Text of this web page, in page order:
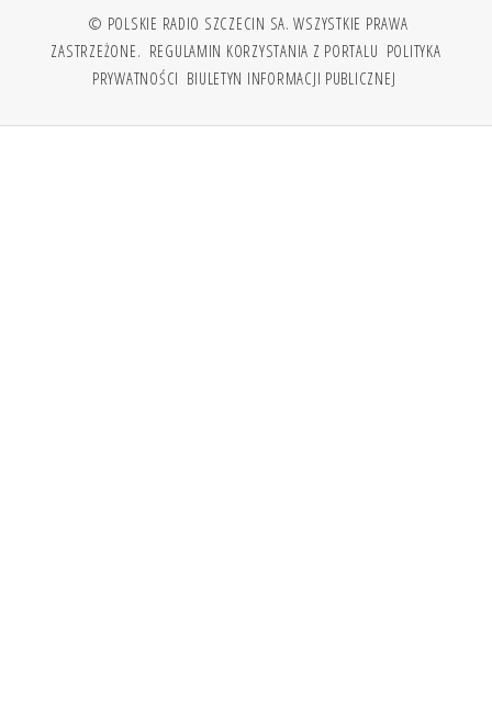
© POLSKIE RADIO SZCZECIN SA. WSZYSTKIE PRAWA
ZASTRZEŻONE. REGULAMIN KORZYSTANIA Z PORTALU POLITYKA
PRYWATNOŚCI BIULETYN INFORMACJI PUBLICZNEJ